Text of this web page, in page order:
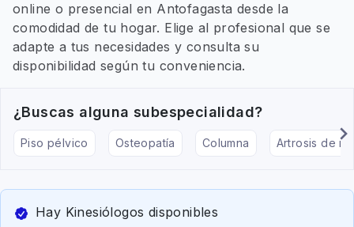
online o presencial en Antofagasta desde la
comodidad de tu hogar. Elige al profesional que se
adapte a tus necesidades y consulta su
disponibilidad según tu conveniencia.
¿Buscas alguna subespecialidad?
Piso pélvico Osteopatía Columna Artrosis de
Hay Kinesiólogos disponibles